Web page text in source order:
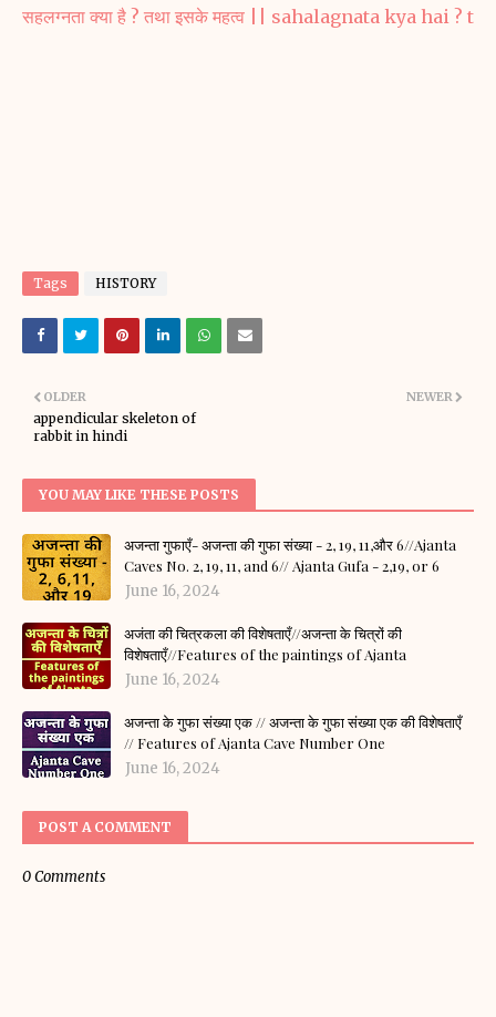
सहलग्नता क्या है ? तथा इसके महत्व || sahalagnata kya hai ?
Tags HISTORY
NEWER
OLDER
appendicular skeleton of
rabbit in hindi
YOU MAY LIKE THESE POSTS
अजन्ता गुफाएँ- अजन्ता की गुफा संख्या - 2, 19, 11,और 6//Ajanta
Caves No. 2, 19, 11, and 6// Ajanta Gufa - 2,19, or 6
June 16, 2024
अजंता की चित्रकला की विशेषताएँ//अजन्ता के चित्रों की
विशेषताएँ//Features of the paintings of Ajanta
June 16, 2024
अजन्ता के गुफा संख्या एक // अजन्ता के गुफा संख्या एक की विशेषताएँ
// Features of Ajanta Cave Number One
June 16, 2024
POST A COMMENT
0 Comments